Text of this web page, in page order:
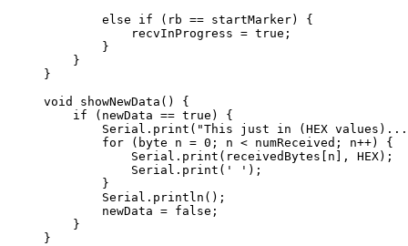
else
if ( rb == startMarker)
{
            recvInProgress
= true ;
}
}
}
void
showNewData ( )
{
if
( newData == true )
{
        Serial.
print ( "This just in (HEX
for
( byte n = 0 ; n < numReceived ; n++)
{
            Serial.
print ( receivedBytes n , HEX) ;
            Serial.
print ( ' ' ) ;
}
        Serial.
println ( ) ;
        newData
= false ;
}
}